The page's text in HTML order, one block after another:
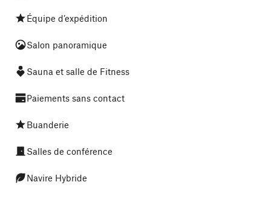
Équipe d’expédition
Salon panoramique
Sauna et salle de Fitness
Paiements sans contact
Buanderie
Salles de conférence
Navire Hybride